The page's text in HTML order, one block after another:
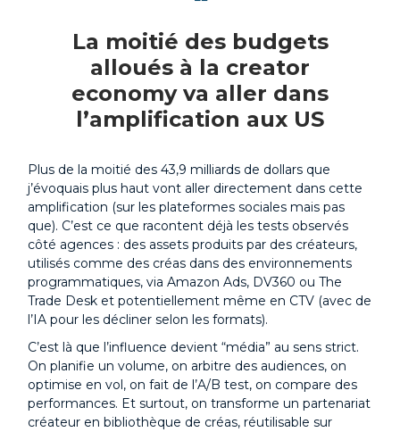
La moitié des budgets
alloués à la creator
economy va aller dans
l’amplification aux US
Plus de la moitié des 43,9 milliards de dollars que
j’évoquais plus haut vont aller directement dans cette
amplification (sur les plateformes sociales mais pas
que). C’est ce que racontent déjà les tests observés
côté agences : des assets produits par des créateurs,
utilisés comme des créas dans des environnements
programmatiques, via Amazon Ads, DV360 ou The
Trade Desk et potentiellement même en CTV (avec de
l’IA pour les décliner selon les formats).
C’est là que l’influence devient “média” au sens strict.
On planifie un volume, on arbitre des audiences, on
optimise en vol, on fait de l’A/B test, on compare des
performances. Et surtout, on transforme un partenariat
créateur en bibliothèque de créas, réutilisable sur